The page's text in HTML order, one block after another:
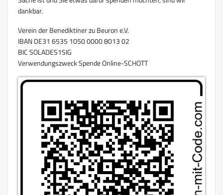
dankbar.
Verein der Benediktiner zu Beuron e.V.
IBAN DE31 6535 1050 0000 8013 02
BIC SOLADES1SIG
Verwendungszweck Spende Online-SCHOTT